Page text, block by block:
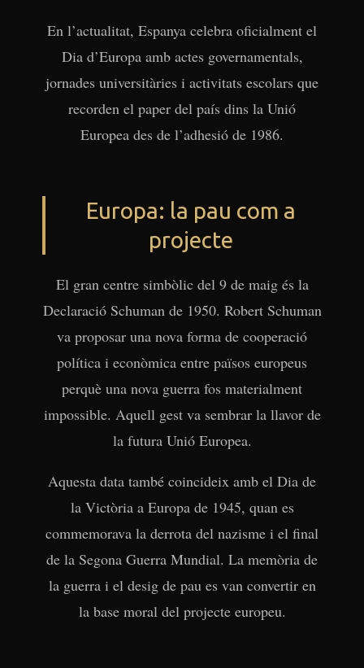
En l’actualitat, Espanya celebra oficialment el
Dia d’Europa amb actes governamentals,
jornades universitàries i activitats escolars que
recorden el paper del país dins la Unió
Europea des de l’adhesió de 1986.
Europa: la pau com a
projecte
El gran centre simbòlic del 9 de maig és la
Declaració Schuman de 1950. Robert Schuman
va proposar una nova forma de cooperació
política i econòmica entre països europeus
perquè una nova guerra fos materialment
impossible. Aquell gest va sembrar la llavor de
la futura Unió Europea.
Aquesta data també coincideix amb el Dia de
la Victòria a Europa de 1945, quan es
commemorava la derrota del nazisme i el final
de la Segona Guerra Mundial. La memòria de
la guerra i el desig de pau es van convertir en
la base moral del projecte europeu.